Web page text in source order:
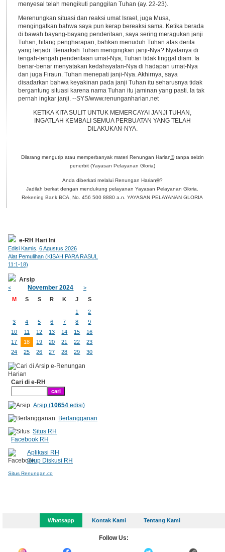
menyesal telah mengikuti panggilan Tuhan (ay. 22-23).
Merenungkan situasi dan reaksi umat Israel, juga Musa,
mengingatkan bahwa saya pun kerap bereaksi sama. Ketika berada
di bawah bayang-bayang penderitaan, saya sering meragukan janji
Tuhan, hilang pengharapan, bahkan menuduh Tuhan atas derita
yang terjadi. Benarkah Tuhan mengingkari janji-Nya? Nyatanya di
tengah-tengah penderitaan umat-Nya, Tuhan tidak tinggal diam. Ia
benar-benar menyatakan kedahsyatan-Nya di hadapan umat-Nya
dan juga Firaun. Tuhan menepati janji-Nya. Akhirnya, saya
disadarkan bahwa keyakinan pada janji Tuhan itu seharusnya tidak
bergantung situasi karena nama Tuhan itu jaminan yang pasti. Ia tak
pernah ingkar janji. --SYS/www.renunganharian.net
KETIKA KITA SULIT UNTUK MEMERCAYAI JANJI TUHAN,
INGATLAH KEMBALI SEMUA PERBUATAN YANG TELAH
DILAKUKAN-NYA.
Dilarang mengutip atau memperbanyak materi Renungan Harian®tanpa seizin
penerbit (Yayasan Pelayanan Gloria)
Anda diberkati melalui Renungan Harian®?
Jadilah berkat dengan mendukung pelayanan Yayasan Pelayanan Gloria.
Rekening Bank BCA, No. 456 500 8880 a.n. YAYASAN PELAYANAN GLORIA
e-RH Hari Ini
Edisi Kamis, 6 Agustus 2026
Alat Pemulihan (KISAH PARA RASUL
11:1-18)
Arsip
< November 2024
>
M
S S R K J S
1
2
3
4 5 6 7 8
9
10
11 12 13 14 15
16
17
18 19 20 21 22
23
24
25 26 27 28 29 30
Cari di e-RH
Arsip (10654edisi)
Berlangganan
Situs RH
Facebook RH
Aplikasi RH
Grup Diskusi RH
Situs Renungan.co
Whatsapp Kontak Kami Tentang Kami
Follow Us: